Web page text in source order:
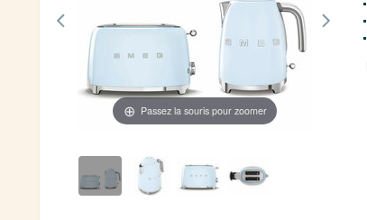
Passez la souris pour zoomer